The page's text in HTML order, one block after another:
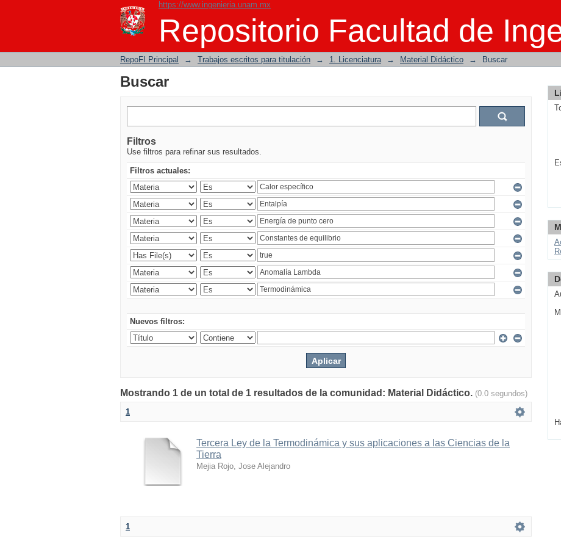
https://www.ingenieria.unam.mx
Repositorio Facultad de
Buscar
RepoFI Principal → Trabajos escritos para titulación → 1. Licenciatura → Material Didáctico → Buscar
Buscar
Filtros
Use filtros para refinar sus resultados.
Filtros actuales:
Nuevos filtros:
Mostrando 1 de un total de 1 resultados de la comunidad: Material Didáctico. (0.0 segundos)
1
Tercera Ley de la Termodinámica y sus aplicaciones a las Ciencias de la
Tierra
Mejia Rojo, Jose Alejandro
1